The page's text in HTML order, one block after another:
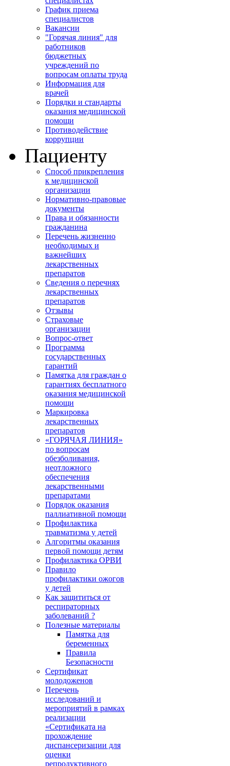
График приема
специалистов
Вакансии
"Горячая линия" для
работников
бюджетных
учреждений по
вопросам оплаты труда
Информация для
врачей
Порядки и стандарты
оказания медицинской
помощи
Противодействие
коррупции
Пациенту
Способ прикрепления
к медицинской
организации
Нормативно-правовые
документы
Права и обязанности
гражданина
Перечень жизненно
необходимых и
важнейших
лекарственных
препаратов
Сведения о перечнях
лекарственных
препаратов
Отзывы
Страховые
организации
Вопрос-ответ
Программа
государственных
гарантий
Памятка для граждан о
гарантиях бесплатного
оказания медицинской
помощи
Маркировка
лекарственных
препаратов
«ГОРЯЧАЯ ЛИНИЯ»
по вопросам
обезболивания,
неотложного
обеспечения
лекарственными
препаратами
Порядок оказания
паллиативной помощи
Профилактика
травматизма у детей
Алгоритмы оказания
первой помощи детям
Профилактика ОРВИ
Правило
профилактики ожогов
у детей
Как защититься от
респираторных
заболеваний ?
Полезные материалы
Памятка для
беременных
Правила
Безопасности
Сертификат
молодоженов
Перечень
исследований и
мероприятий в рамках
реализации
«Сертификата на
прохождение
диспансеризации для
оценки
репродуктивного